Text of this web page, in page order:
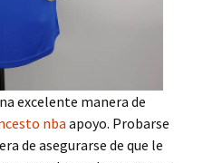
excelente manera de
nba apoyo. Probarse
de asegurarse de que le